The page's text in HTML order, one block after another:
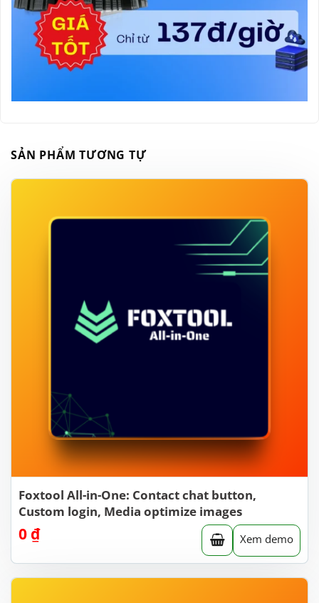
SẢN PHẨM TƯƠNG TỰ
Foxtool All-in-One: Contact chat button,
Custom login, Media optimize images
0 ₫ Xem demo